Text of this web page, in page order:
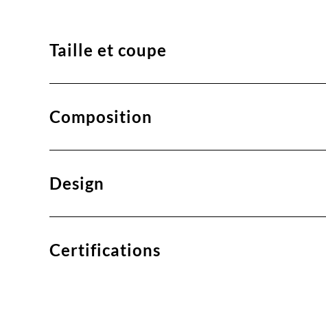
Taille et coupe
Composition
Design
Certifications